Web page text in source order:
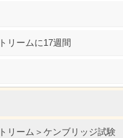
リームに17週間
リーム＞ケンブリッジ試験